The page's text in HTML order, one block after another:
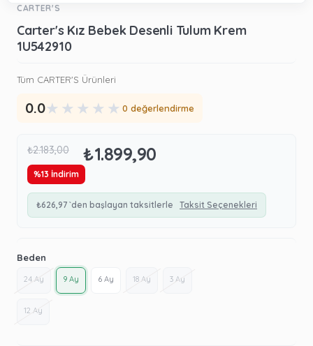
CARTER'S
Carter's Kız Bebek Desenli Tulum Krem
1U542910
Tüm CARTER'S Ürünleri
0.0★ ★ ★ ★ ★ 0 değerlendirme
₺2.183,00 ₺1.899,90
%13 İndirim
₺626,97 `den başlayan taksitlerle Taksit Seçenekleri
Beden
24 Ay 9 Ay 6 Ay 18 Ay 3 Ay
12 Ay